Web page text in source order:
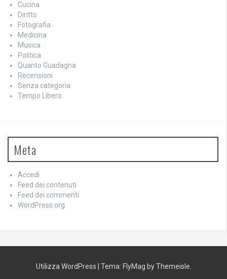
Cucina
Diritto
Fotografia
Medicina
Musica
Politica
Quanto Guadagna
Recensioni
Senza categoria
Tempo Libero
Meta
Accedi
Feed dei contenuti
Feed dei commenti
WordPress.org
Utilizza WordPress Tema: FlyMag by Themeisle.